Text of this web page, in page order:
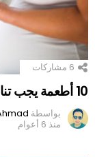
6 مشاركات
10 أطعمة يجب تناولها أثناء الحمل
بواسطة
منذ 6 أعوام